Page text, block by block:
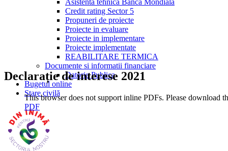
Asistenta tehnica Banca Mondiala
Credit rating Sector 5
Propuneri de proiecte
Proiecte in evaluare
Proiecte in implementare
Proiecte implementate
REABILITARE TERMICA
Documente si informatii financiare
Datorie Publica
Bugetul online
Stare civilă
Declarație de interese 2021
This browser does not support inline PDFs. Please download
PDF